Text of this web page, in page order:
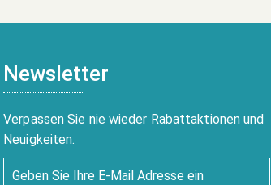
Newsletter
Verpassen Sie nie wieder Rabattaktionen und
Neuigkeiten.